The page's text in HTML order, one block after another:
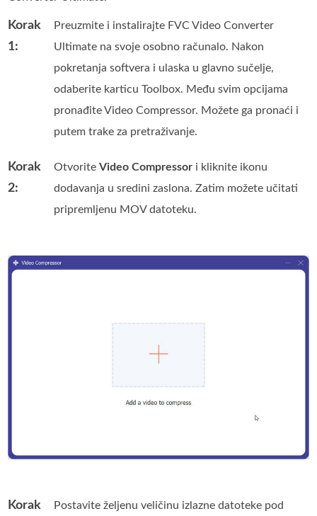
Korak
1:
Preuzmite i instalirajte FVC Video Converter
Ultimate na svoje osobno računalo. Nakon
pokretanja softvera i ulaska u glavno sučelje,
odaberite karticu Toolbox. Među svim opcijama
pronađite Video Compressor. Možete ga pronaći i
putem trake za pretraživanje.
Korak
2:
OtvoriteVideo Compressor i kliknite ikonu
dodavanja u sredini zaslona. Zatim možete učitati
pripremljenu MOV datoteku.
Korak Postavite željenu veličinu izlazne datoteke pod